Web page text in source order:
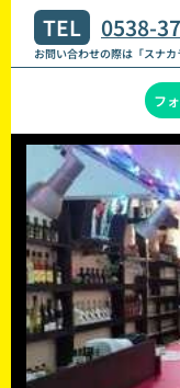
TEL 0538-
お問い合わせの際は「スナ
フ